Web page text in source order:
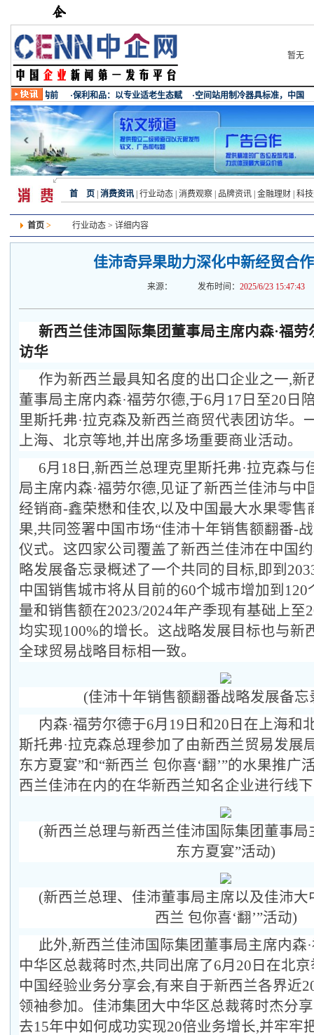
暂无
首 页 消费资讯 行业动态 消费观察 品牌资讯 金融理财 科
首页 > 行业动态 > 详细内容
佳沛奇异果助力深化中新经贸合
来源： 发布时间： 2025/6/23 15:47:43
新西兰佳沛国际集团董事局主席内森·福劳
访华
作为新西兰最具知名度的出口企业之一,新
董事局主席内森·福劳尔德,于6月17日至20日
里斯托弗·拉克森及新西兰商贸代表团访华。
上海、北京等地,并出席多场重要商业活动。
6月18日,新西兰总理克里斯托弗·拉克森与
局主席内森·福劳尔德,见证了新西兰佳沛与中
经销商-鑫荣懋和佳农,以及中国最大水果零售
果,共同签署中国市场“佳沛十年销售额翻番-
仪式。这四家公司覆盖了新西兰佳沛在中国
略发展备忘录概述了一个共同的目标,即到
中国销售城市将从目前的60个城市增加到
量和销售额在2023/2024年产季现有基础上至
均实现100%的增长。这战略发展目标也与新
全球贸易战略目标相一致。
(佳沛十年销售额翻番战略发展备忘
内森·福劳尔德于6月19日和20日在上海和
斯托弗·拉克森总理参加了由新西兰贸易发展
东方夏宴”和“新西兰 包你喜‘翻’”的水果推广
西兰佳沛在内的在华新西兰知名企业进行线
(新西兰总理与新西兰佳沛国际集团董事局
东方夏宴”活动)
(新西兰总理、佳沛董事局主席以及佳沛大
西兰 包你喜‘翻’”活动)
此外,新西兰佳沛国际集团董事局主席内森
中华区总裁蒋时杰,共同出席了6月20日在北
中国经验业务分享会,有来自于新西兰各界近
领袖参加。佳沛集团大中华区总裁蒋时杰分
去15年中如何成功实现20倍业务增长,并牢牢